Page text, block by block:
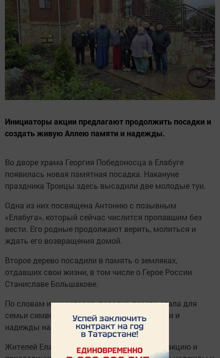
Инициаторы акции предлагают продолжить посадки и
создать живую Аллею памяти и надежды.
Во дворе храма Георгия Победоносца в Елабуге
появилась новая памятная посадка. Накануне
праздника Троицы здесь высадили две молодые туи.
Одна из них посвящена Антонию с позывным
«Елабуга», который сейчас числится пропавшим без
вести. Его родные продолжают верить, молиться и
ждать его возвращения домой.
Второе дерево посадили в память о земляках,
отдавших свои жизни, в том числе о Герое России
Станиславе Большакове.
По словам инициаторов, посадка дерева стала для
семьи символом живой памяти, веры, любви и
надежды на возвращение бойцов домой.
Жителей Елабуги приглашают поддержать акцию и